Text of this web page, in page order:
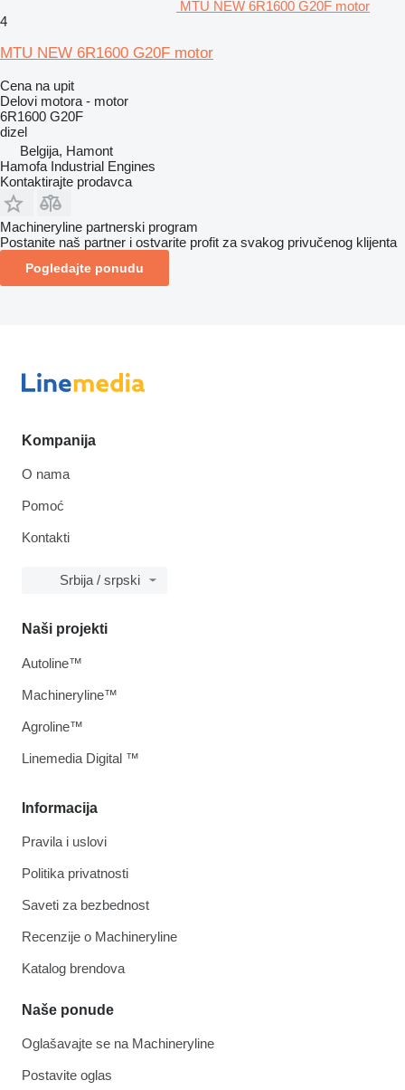
MTU NEW 6R1600 G20F motor
4
MTU NEW 6R1600 G20F motor
Cena na upit
Delovi motora - motor
6R1600 G20F
dizel
Belgija, Hamont
Hamofa Industrial Engines
Kontaktirajte prodavca
Machineryline partnerski program
Postanite naš partner i ostvarite profit za svakog privučenog klijenta
Pogledajte ponudu
Kompanija
O nama
Pomoć
Kontakti
Srbija / srpski
Informacija
Pravila i uslovi
Politika privatnosti
Saveti za bezbednost
Recenzije o Machineryline
Katalog brendova
Naše ponude
Oglašavajte se na Machineryline
Postavite oglas
Naši projekti
Autoline™
Machineryline™
Agroline™
Linemedia Digital ™